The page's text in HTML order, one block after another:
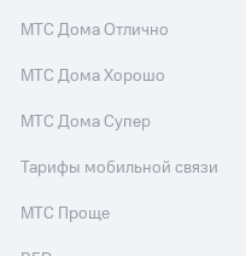
МТС Дома Отлично
МТС Дома Хорошо
МТС Дома Супер
Тарифы мобильной связи
МТС Проще